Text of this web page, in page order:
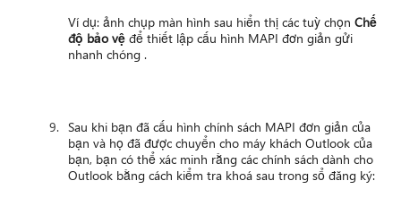
Ví dụ: ảnh chụp màn hình sau hiển thị các tuỳ chọnChế
độ bảo vệ để thiết lập cấu hình MAPI đơn giản gửi
nhanh chóng .
Sau khi bạn đã cấu hình chính sách MAPI đơn giản của
bạn và họ đã được chuyển cho máy khách Outlook của
bạn, bạn có thể xác minh rằng các chính sách dành cho
Outlook bằng cách kiểm tra khoá sau trong sổ đăng ký: